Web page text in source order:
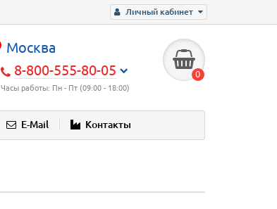
Личный кабинет
Москва
8-800-555-80-05
Часы работы: Пн - Пт (09:00 - 18:00)
0
E-Mail Контакты